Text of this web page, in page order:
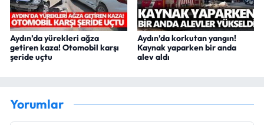
Aydın’da yürekleri ağza
getiren kaza! Otomobil karşı
şeride uçtu
Aydın’da korkutan yangın!
Kaynak yaparken bir anda
alev aldı
Yorumlar